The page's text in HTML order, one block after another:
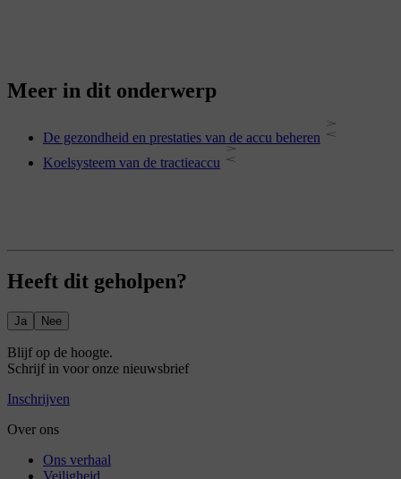
Meer in dit onderwerp
De gezondheid en prestaties van de accu beheren
Koelsysteem van de tractieaccu
Heeft dit geholpen?
Ja Nee